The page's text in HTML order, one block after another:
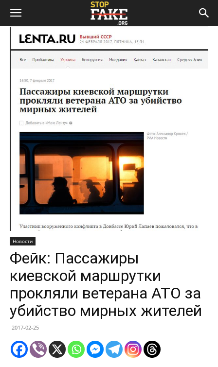
Новости
Фейк: Пассажиры
киевской маршрутки
прокляли ветерана АТО за
убийство мирных жителей
2017-02-25